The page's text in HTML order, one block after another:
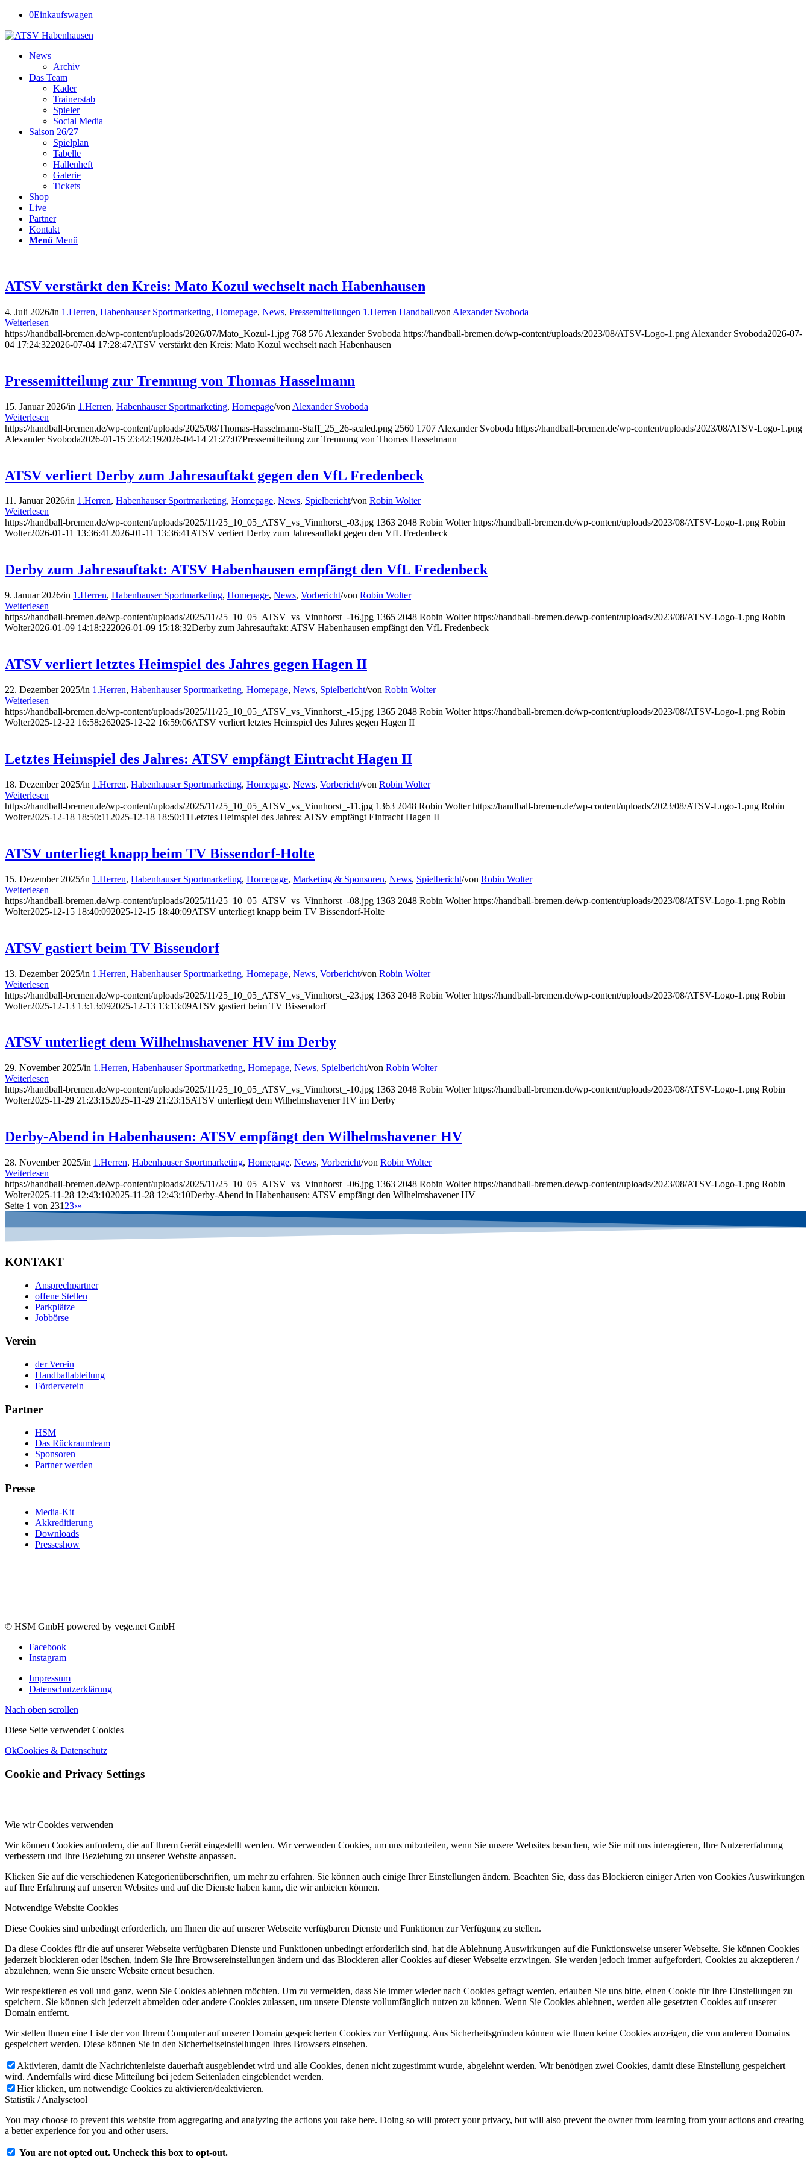
0Einkaufswagen
News
Archiv
Das Team
Kader
Trainerstab
Spieler
Social Media
Saison 26/27
Spielplan
Tabelle
Hallenheft
Galerie
Tickets
Shop
Live
Partner
Kontakt
Menü Menü
ATSV verstärkt den Kreis: Mato Kozul wechselt nach Habenhausen
4. Juli 2026/in 1.Herren, Habenhauser Sportmarketing, Homepage, News, Pressemitteilungen 1.Herren Handball/von Alexander Svoboda
Weiterlesen
https://handball-bremen.de/wp-content/uploads/2026/07/Mato_Kozul-1.jpg 768 576 Alexander Svoboda https://handball-bremen.de/wp-content/uploads/2023/08/ATSV-Logo-1.png Alexander Svoboda2026-07-
04 17:24:322026-07-04 17:28:47ATSV verstärkt den Kreis: Mato Kozul wechselt nach Habenhausen
Pressemitteilung zur Trennung von Thomas Hasselmann
15. Januar 2026/in 1.Herren, Habenhauser Sportmarketing, Homepage/von Alexander Svoboda
Weiterlesen
https://handball-bremen.de/wp-content/uploads/2025/08/Thomas-Hasselmann-Staff_25_26-scaled.png 2560 1707 Alexander Svoboda https://handball-bremen.de/wp-content/uploads/2023/08/ATSV-Logo-1.png
Alexander Svoboda2026-01-15 23:42:192026-04-14 21:27:07Pressemitteilung zur Trennung von Thomas Hasselmann
ATSV verliert Derby zum Jahresauftakt gegen den VfL Fredenbeck
11. Januar 2026/in 1.Herren, Habenhauser Sportmarketing, Homepage, News, Spielbericht/von Robin Wolter
Weiterlesen
https://handball-bremen.de/wp-content/uploads/2025/11/25_10_05_ATSV_vs_Vinnhorst_-03.jpg 1363 2048 Robin Wolter https://handball-bremen.de/wp-content/uploads/2023/08/ATSV-Logo-1.png Robin
Wolter2026-01-11 13:36:412026-01-11 13:36:41ATSV verliert Derby zum Jahresauftakt gegen den VfL Fredenbeck
Derby zum Jahresauftakt: ATSV Habenhausen empfängt den VfL Fredenbeck
9. Januar 2026/in 1.Herren, Habenhauser Sportmarketing, Homepage, News, Vorbericht/von Robin Wolter
Weiterlesen
https://handball-bremen.de/wp-content/uploads/2025/11/25_10_05_ATSV_vs_Vinnhorst_-16.jpg 1365 2048 Robin Wolter https://handball-bremen.de/wp-content/uploads/2023/08/ATSV-Logo-1.png Robin
Wolter2026-01-09 14:18:222026-01-09 15:18:32Derby zum Jahresauftakt: ATSV Habenhausen empfängt den VfL Fredenbeck
ATSV verliert letztes Heimspiel des Jahres gegen Hagen II
22. Dezember 2025/in 1.Herren, Habenhauser Sportmarketing, Homepage, News, Spielbericht/von Robin Wolter
Weiterlesen
https://handball-bremen.de/wp-content/uploads/2025/11/25_10_05_ATSV_vs_Vinnhorst_-15.jpg 1365 2048 Robin Wolter https://handball-bremen.de/wp-content/uploads/2023/08/ATSV-Logo-1.png Robin
Wolter2025-12-22 16:58:262025-12-22 16:59:06ATSV verliert letztes Heimspiel des Jahres gegen Hagen II
Letztes Heimspiel des Jahres: ATSV empfängt Eintracht Hagen II
18. Dezember 2025/in 1.Herren, Habenhauser Sportmarketing, Homepage, News, Vorbericht/von Robin Wolter
Weiterlesen
https://handball-bremen.de/wp-content/uploads/2025/11/25_10_05_ATSV_vs_Vinnhorst_-11.jpg 1363 2048 Robin Wolter https://handball-bremen.de/wp-content/uploads/2023/08/ATSV-Logo-1.png Robin
Wolter2025-12-18 18:50:11 2025-12-18 18:50:11Letztes Heimspiel des Jahres: ATSV empfängt Eintracht Hagen II
ATSV unterliegt knapp beim TV Bissendorf-Holte
15. Dezember 2025/in 1.Herren, Habenhauser Sportmarketing, Homepage, Marketing & Sponsoren, News, Spielbericht/von Robin Wolter
Weiterlesen
https://handball-bremen.de/wp-content/uploads/2025/11/25_10_05_ATSV_vs_Vinnhorst_-08.jpg 1363 2048 Robin Wolter https://handball-bremen.de/wp-content/uploads/2023/08/ATSV-Logo-1.png Robin
Wolter2025-12-15 18:40:092025-12-15 18:40:09ATSV unterliegt knapp beim TV Bissendorf-Holte
ATSV gastiert beim TV Bissendorf
13. Dezember 2025/in 1.Herren, Habenhauser Sportmarketing, Homepage, News, Vorbericht/von Robin Wolter
Weiterlesen
https://handball-bremen.de/wp-content/uploads/2025/11/25_10_05_ATSV_vs_Vinnhorst_-23.jpg 1363 2048 Robin Wolter https://handball-bremen.de/wp-content/uploads/2023/08/ATSV-Logo-1.png Robin
Wolter2025-12-13 13:13:092025-12-13 13:13:09ATSV gastiert beim TV Bissendorf
ATSV unterliegt dem Wilhelmshavener HV im Derby
29. November 2025/in 1.Herren, Habenhauser Sportmarketing, Homepage, News, Spielbericht/von Robin Wolter
Weiterlesen
https://handball-bremen.de/wp-content/uploads/2025/11/25_10_05_ATSV_vs_Vinnhorst_-10.jpg 1363 2048 Robin Wolter https://handball-bremen.de/wp-content/uploads/2023/08/ATSV-Logo-1.png Robin
Wolter2025-11-29 21:23:152025-11-29 21:23:15ATSV unterliegt dem Wilhelmshavener HV im Derby
Derby-Abend in Habenhausen: ATSV empfängt den Wilhelmshavener HV
28. November 2025/in 1.Herren, Habenhauser Sportmarketing, Homepage, News, Vorbericht/von Robin Wolter
Weiterlesen
https://handball-bremen.de/wp-content/uploads/2025/11/25_10_05_ATSV_vs_Vinnhorst_-06.jpg 1363 2048 Robin Wolter https://handball-bremen.de/wp-content/uploads/2023/08/ATSV-Logo-1.png Robin
Wolter2025-11-28 12:43:102025-11-28 12:43:10Derby-Abend in Habenhausen: ATSV empfängt den Wilhelmshavener HV
Seite 1 von 231 23›»
KONTAKT
Ansprechpartner
offene Stellen
Parkplätze
Jobbörse
Verein
der Verein
Handballabteilung
Förderverein
Partner
HSM
Das Rückraumteam
Sponsoren
Partner werden
Presse
Media-Kit
Akkreditierung
Downloads
Presseshow
© HSM GmbH powered by vege.net GmbH
Facebook
Instagram
Impressum
Datenschutzerklärung
Nach oben scrollen
Diese Seite verwendet Cookies
OkCookies & Datenschutz
Cookie and Privacy Settings
Wie wir Cookies verwenden
Wir können Cookies anfordern, die auf Ihrem Gerät eingestellt werden. Wir verwenden Cookies, um uns mitzuteilen, wenn Sie unsere Websites besuchen, wie Sie mit uns interagieren, Ihre Nutzererfahrung
verbessern und Ihre Beziehung zu unserer Website anpassen.
Klicken Sie auf die verschiedenen Kategorienüberschriften, um mehr zu erfahren. Sie können auch einige Ihrer Einstellungen ändern. Beachten Sie, dass das Blockieren einiger Arten von Cookies Auswirkungen
auf Ihre Erfahrung auf unseren Websites und auf die Dienste haben kann, die wir anbieten können.
Notwendige Website Cookies
Diese Cookies sind unbedingt erforderlich, um Ihnen die auf unserer Webseite verfügbaren Dienste und Funktionen zur Verfügung zu stellen.
Da diese Cookies für die auf unserer Webseite verfügbaren Dienste und Funktionen unbedingt erforderlich sind, hat die Ablehnung Auswirkungen auf die Funktionsweise unserer Webseite. Sie können Cookies
jederzeit blockieren oder löschen, indem Sie Ihre Browsereinstellungen ändern und das Blockieren aller Cookies auf dieser Webseite erzwingen. Sie werden jedoch immer aufgefordert, Cookies zu akzeptieren /
abzulehnen, wenn Sie unsere Website erneut besuchen.
Wir respektieren es voll und ganz, wenn Sie Cookies ablehnen möchten. Um zu vermeiden, dass Sie immer wieder nach Cookies gefragt werden, erlauben Sie uns bitte, einen Cookie für Ihre Einstellungen zu
speichern. Sie können sich jederzeit abmelden oder andere Cookies zulassen, um unsere Dienste vollumfänglich nutzen zu können. Wenn Sie Cookies ablehnen, werden alle gesetzten Cookies auf unserer
Domain entfernt.
Wir stellen Ihnen eine Liste der von Ihrem Computer auf unserer Domain gespeicherten Cookies zur Verfügung. Aus Sicherheitsgründen können wie Ihnen keine Cookies anzeigen, die von anderen Domains
gespeichert werden. Diese können Sie in den Sicherheitseinstellungen Ihres Browsers einsehen.
Aktivieren, damit die Nachrichtenleiste dauerhaft ausgeblendet wird und alle Cookies, denen nicht zugestimmt wurde, abgelehnt werden. Wir benötigen zwei Cookies, damit diese Einstellung gespeichert
wird. Andernfalls wird diese Mitteilung bei jedem Seitenladen eingeblendet werden.
Hier klicken, um notwendige Cookies zu aktivieren/deaktivieren.
Statistik / Analysetool
You may choose to prevent this website from aggregating and analyzing the actions you take here. Doing so will protect your privacy, but will also prevent the owner from learning from your actions and creating
a better experience for you and other users.
You are not opted out. Uncheck this box to opt-out.